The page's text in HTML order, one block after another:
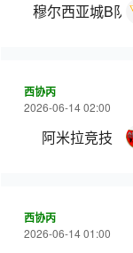
穆尔西亚城B队
西协丙
2026-06-14 02:00
阿米拉竞技
西协丙
2026-06-14 01:00